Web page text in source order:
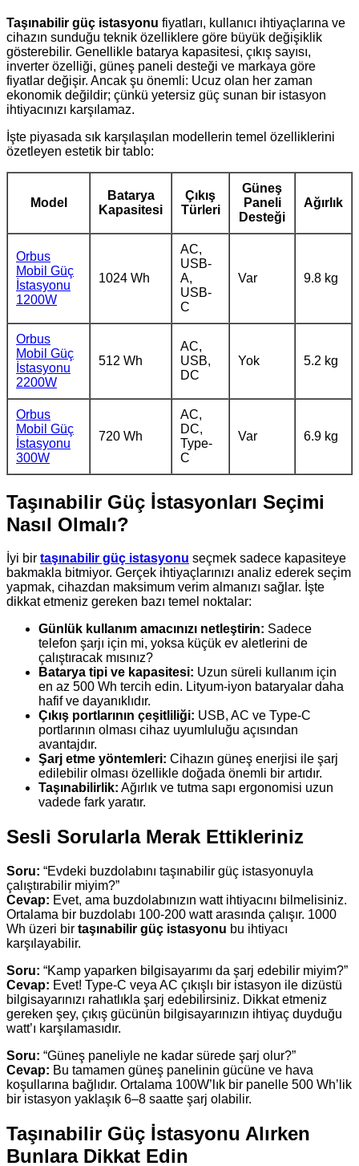
Taşınabilir güç istasyonu fiyatları, kullanıcı ihtiyaçlarına ve
cihazın sunduğu teknik özelliklere göre büyük değişiklik
gösterebilir. Genellikle batarya kapasitesi, çıkış sayısı,
inverter özelliği, güneş paneli desteği ve markaya göre
fiyatlar değişir. Ancak şu önemli: Ucuz olan her zaman
ekonomik değildir; çünkü yetersiz güç sunan bir istasyon
ihtiyacınızı karşılamaz.
İşte piyasada sık karşılaşılan modellerin temel özelliklerini
özetleyen estetik bir tablo:
Model
Batarya
Kapasitesi
Çıkış
Türleri
Güneş
Paneli
Desteği
Ağırlık
Orbus
Mobil Güç
İstasyonu
1200W
1024 Wh
AC,
USB-
A,
USB-
C
Var 9.8 kg
Orbus
Mobil Güç
İstasyonu
2200W
512 Wh
AC,
USB,
DC
Yok 5.2 kg
Orbus
Mobil Güç
İstasyonu
300W
720 Wh
AC,
DC,
Type-
C
Var 6.9 kg
Taşınabilir Güç İstasyonları Seçimi
Nasıl Olmalı?
İyi bir taşınabilir güç istasyonu seçmek sadece kapasiteye
bakmakla bitmiyor. Gerçek ihtiyaçlarınızı analiz ederek seçim
yapmak, cihazdan maksimum verim almanızı sağlar. İşte
dikkat etmeniz gereken bazı temel noktalar:
Günlük kullanım amacınızı netleştirin: Sadece
telefon şarjı için mi, yoksa küçük ev aletlerini de
çalıştıracak mısınız?
Batarya tipi ve kapasitesi: Uzun süreli kullanım için
en az 500 Wh tercih edin. Lityum-iyon bataryalar daha
hafif ve dayanıklıdır.
Çıkış portlarının çeşitliliği: USB, AC ve Type-C
portlarının olması cihaz uyumluluğu açısından
avantajdır.
Şarj etme yöntemleri: Cihazın güneş enerjisi ile şarj
edilebilir olması özellikle doğada önemli bir artıdır.
Taşınabilirlik: Ağırlık ve tutma sapı ergonomisi uzun
vadede fark yaratır.
Sesli Sorularla Merak Ettikleriniz
Soru: “Evdeki buzdolabını taşınabilir güç istasyonuyla
çalıştırabilir miyim?”
Cevap: Evet, ama buzdolabınızın watt ihtiyacını bilmelisiniz.
Ortalama bir buzdolabı 100-200 watt arasında çalışır. 1000
Wh üzeri bir taşınabilir güç istasyonu bu ihtiyacı
karşılayabilir.
Soru: “Kamp yaparken bilgisayarımı da şarj edebilir miyim?”
Cevap: Evet! Type-C veya AC çıkışlı bir istasyon ile dizüstü
bilgisayarınızı rahatlıkla şarj edebilirsiniz. Dikkat etmeniz
gereken şey, çıkış gücünün bilgisayarınızın ihtiyaç duyduğu
watt’ı karşılamasıdır.
Soru: “Güneş paneliyle ne kadar sürede şarj olur?”
Cevap: Bu tamamen güneş panelinin gücüne ve hava
koşullarına bağlıdır. Ortalama 100W’lık bir panelle 500 Wh’lik
bir istasyon yaklaşık 6–8 saatte şarj olabilir.
Taşınabilir Güç İstasyonu Alırken
Bunlara Dikkat Edin